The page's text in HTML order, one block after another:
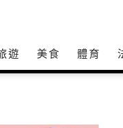
遊 美食 體育